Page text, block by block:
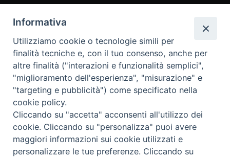
86170 Isernia
086550849
segreteria@diocesiiserniavenafro.it
I nostri social
Copyright © 2018 - Diocesi di Isernia-Venafro (C.F.
90008750946). Riproduzione solo con permesso.
Tutti i diritti sono riservati
Informativa
Utilizziamo cookie o tecnologie simili per
finalità tecniche e, con il tuo consenso, anche per
altre finalità ("interazioni e funzionalità semplici",
"miglioramento dell'esperienza", "misurazione" e
"targeting e pubblicità") come specificato nella
cookie policy.
Cliccando su "accetta" acconsenti all'utilizzo dei
cookie. Cliccando su "personalizza" puoi avere
maggiori informazioni sui cookie utilizzati e
personalizzare le tue preferenze. Cliccando su